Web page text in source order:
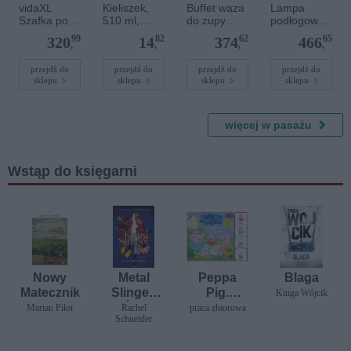
vidaXL
Szafka pod
oświetlenie
szary dąb
sonoma,
320,
99
przejdź do
sklepu
Kieliszek,
510 ml,
14,
82
przejdź do
sklepu
Buffet waza
do zupy
porcelanow
a 3500 ml
374,
62
przejdź do
sklepu
Lampa
podłogowa
ARCHI LP2
1288/LP2
466,
65
przejdź do
sklepu
więcej w pasażu
Wstąp do księgarni
Nowy
Matecznik
Marian Pilot
Metal
Slinger.
Żar
metalu
Rachel
Schneider
Peppa
Pig.
Zagraj Ze
praca zbiorowa
Blaga
Kinga Wójcik